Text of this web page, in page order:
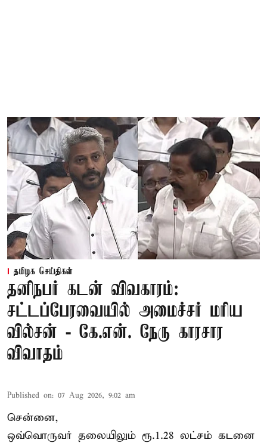
தமிழக செய்திகள்
தனிநபர் கடன் விவகாரம்:
சட்டப்பேரவையில் அமைச்சர் மரிய
வில்சன் - கே.என். நேரு காரசார
விவாதம்
Published on: 07 Aug 2026, 9:02 am
சென்னை,
ஒவ்வொருவர் தலையிலும் ரூ.1.28 லட்சம் கடனை